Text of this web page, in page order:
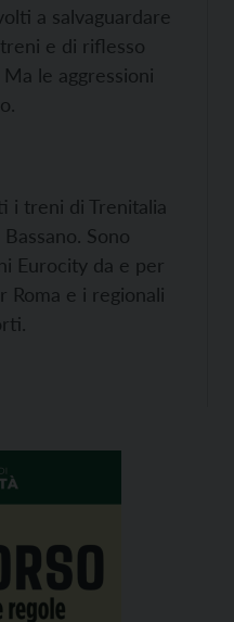
a salvaguardare
e di riflesso
le aggressioni
i treni di Trenitalia
Sono
Eurocity da e per
Roma e i regionali